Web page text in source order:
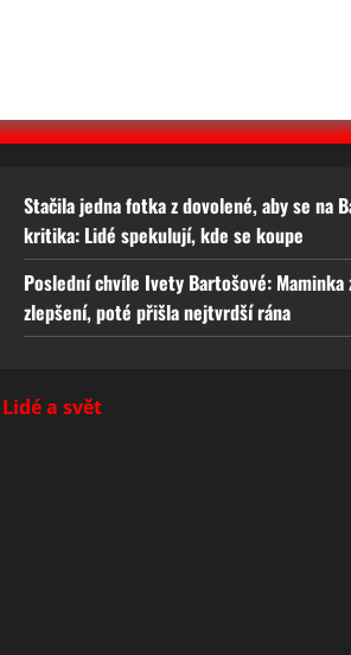
Stačila jedna fotka z dovolené, aby se na
kritika: Lidé spekulují, kde se koupe
Poslední chvíle Ivety Bartošové:
zlepšení, poté přišla nejtvrdší rána
Lidé a svět